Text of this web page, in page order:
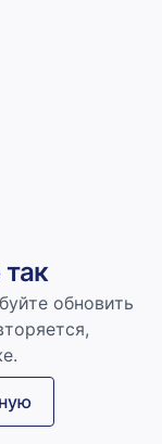
обновить